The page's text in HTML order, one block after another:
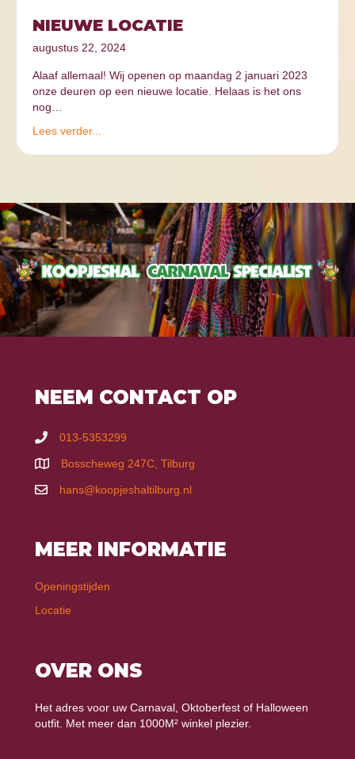
NIEUWE LOCATIE
augustus 22, 2024
Alaaf allemaal! Wij openen op maandag 2 januari 2023
onze deuren op een nieuwe locatie. Helaas is het ons
nog…
Lees verder...
NEEM CONTACT OP
013-5353299
Bosscheweg 247C, Tilburg
hans@koopjeshaltilburg.nl
MEER INFORMATIE
Openingstijden
Locatie
OVER ONS
Het adres voor uw Carnaval, Oktoberfest of Halloween
outfit. Met meer dan 1000M² winkel plezier.